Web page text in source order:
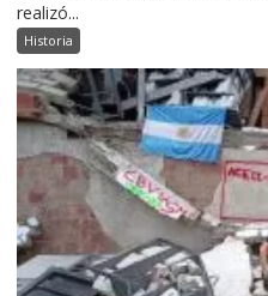
realizó...
Historia